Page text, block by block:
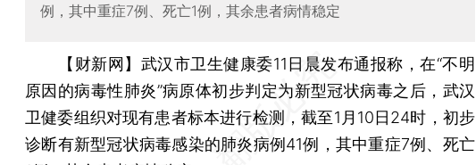
例，其中重症7例、死亡1例，其余患者病情稳定
【财新网】 武汉市卫生健康委11日晨发布通报称，在“不明
原因的病毒性肺炎”病原体初步判定为新型冠状病毒之后，武汉
卫健委组织对现有患者标本进行检测，截至1月10日24时，初步
诊断有新型冠状病毒感染的肺炎病例41例，其中重症7例、死亡